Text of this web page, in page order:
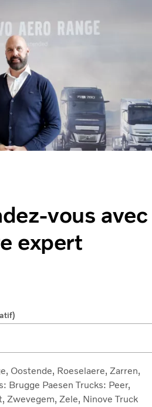
vous avec
expert
Oostende, Roeselaere, Zarren,
Brugge Paesen Trucks: Peer,
Zwevegem, Zele, Ninove Truck